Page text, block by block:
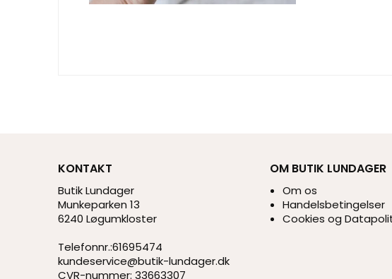
KONTAKT
Butik Lundager
Munkeparken 13
6240 Løgumkloster
Telefonnr.:61695474
kundeservice@butik-lundager.dk
CVR-nummer: 33663307
OM BUTIK LUNDAGER
Om os
Handelsbetingelser
Cookies og